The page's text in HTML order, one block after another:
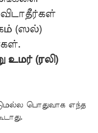
(ஸல்)
உமர் (ரலி)
பொதுவாக எந்த
.